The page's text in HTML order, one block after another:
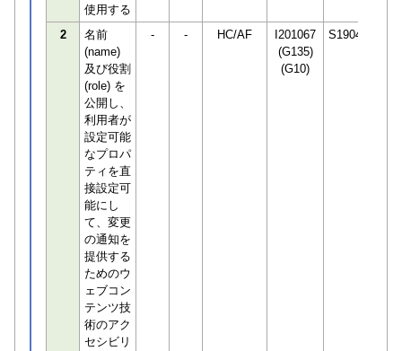
使用する
2
名前
(name)
及び役割
(role) を
公開し、
利用者が
設定可能
なプロパ
ティを直
接設定可
能にし
て、変更
の通知を
提供する
ためのウ
ェブコン
テンツ技
術のアク
セシビリ
- - HC/AF
I201067
(G135)
(G10)
S190466